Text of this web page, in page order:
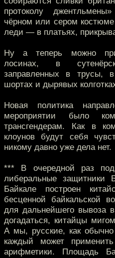
протоколу
чёрном или сером
леди — в платьях,
Ну а теперь можно
лосинах, в
заправленных в трусы,
шортах и дырявых
Новая политика
мероприятии было
трансгендерам. Как в
клоунов будут себя
никому давно уже дела нет.
*** В очередной раз
либеральные защитники
Байкале построен
бесценной байкальской
для дальнейшего вывоза
догадаться, китайцы
А мы, русские, как
каждый может
арифметики. Площадь